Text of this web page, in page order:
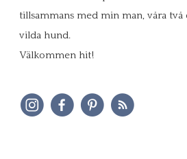
tillsammans med min man, våra
vilda hund.
Välkommen hit!